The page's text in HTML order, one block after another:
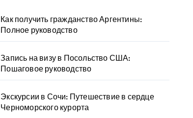
Как получить гражданство Аргентины:
Полное руководство
Запись на визу в Посольство США:
Пошаговое руководство
Экскурсии в Сочи: Путешествие в сердце
Черноморского курорта